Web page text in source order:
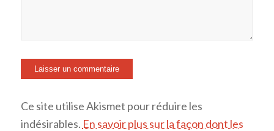
Ce site utilise Akismet pour réduire les
indésirables. En savoir plus sur la façon dont les